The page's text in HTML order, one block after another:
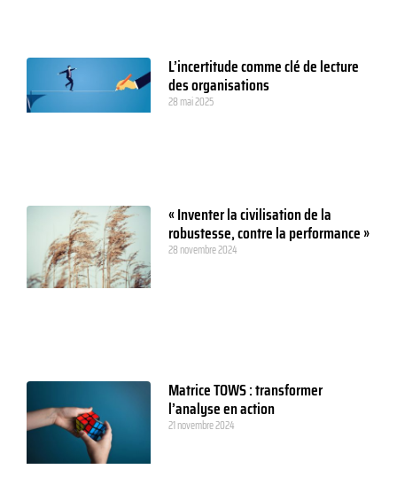
L’incertitude comme clé de lecture
des organisations
28 mai 2025
« Inventer la civilisation de la
robustesse, contre la performance »
28 novembre 2024
Matrice TOWS : transformer
l’analyse en action
21 novembre 2024